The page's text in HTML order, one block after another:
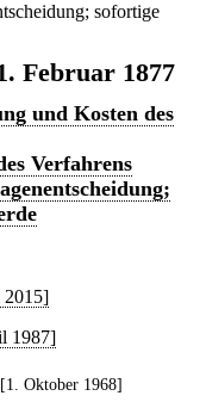
sofortige
Februar 1877
und Kosten des
Verfahrens
2015]
1987]
[1. Oktober 1968]